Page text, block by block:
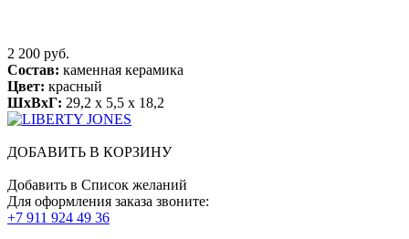
2 200 руб.
Состав: каменная керамика
Цвет: красный
ШхВхГ: 29,2 x 5,5 x 18,2
ДОБАВИТЬ В КОРЗИНУ
Добавить в Список желаний
Для оформления заказа звоните:
+7 911 924 49 36